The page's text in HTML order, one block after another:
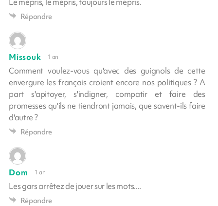
Répondre
Missouk 1 an
Comment voulez-vous qu'avec des guignols de cette
envergure les français croient encore nos politiques ? A
part s'apitoyer, s'indigner, compatir et faire des
promesses qu'ils ne tiendront jamais, que savent-ils faire
d'autre ?
Répondre
Dom 1 an
Les gars arrêtez de jouer sur les mots....
Répondre